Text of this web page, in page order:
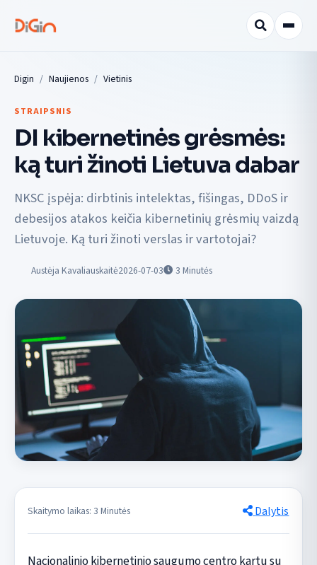
Digin Naujienos Vietinis
STRAIPSNIS
DI kibernetinės grėsmės:
ką turi žinoti Lietuva dabar
NKSC įspėja: dirbtinis intelektas, fišingas, DDoS ir
debesijos atakos keičia kibernetinių grėsmių vaizdą
Lietuvoje. Ką turi žinoti verslas ir vartotojai?
Austėja Kavaliauskaitė2026-07-03 3 Minutės
Skaitymo laikas: 3 Minutės Dalytis
Nacionalinio kibernetinio saugumo centro kartu su